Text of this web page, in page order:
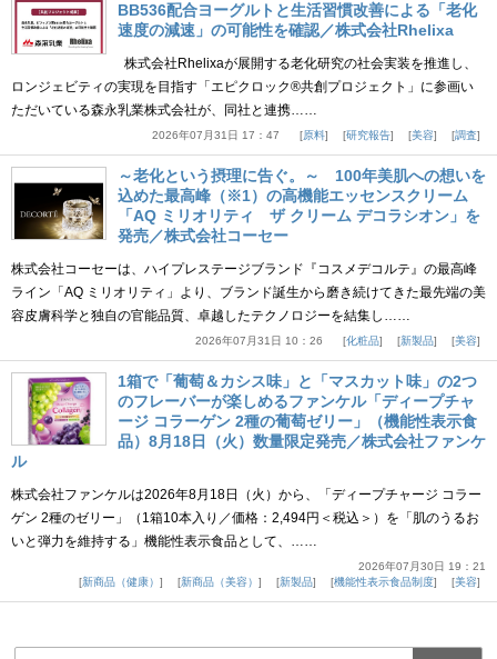
BB536配合ヨーグルトと生活習慣改善による「老化
速度の減速」の可能性を確認／株式会社Rhelixa
株式会社Rhelixaが展開する老化研究の社会実装を推進し、
ロンジェビティの実現を目指す「エピクロック®共創プロジェクト」に参画い
ただいている森永乳業株式会社が、同社と連携……
2026年07月31日 17：47 原料 研究報告 美容 調査
～老化という摂理に告ぐ。～ 100年美肌への想いを
込めた最高峰（※1）の高機能エッセンスクリーム
「AQ ミリオリティ ザ クリーム デコラシオン」を
発売／株式会社コーセー
株式会社コーセーは、ハイプレステージブランド『コスメデコルテ』の最高峰
ライン「AQ ミリオリティ」より、ブランド誕生から磨き続けてきた最先端の美
容皮膚科学と独自の官能品質、卓越したテクノロジーを結集し……
2026年07月31日 10：26 化粧品 新製品 美容
1箱で「葡萄＆カシス味」と「マスカット味」の2つ
のフレーバーが楽しめるファンケル「ディープチャ
ージ コラーゲン 2種の葡萄ゼリー」（機能性表示食
品）8月18日（火）数量限定発売／株式会社ファンケ
ル
株式会社ファンケルは2026年8月18日（火）から、「ディープチャージ コラー
ゲン 2種のゼリー」（1箱10本入り／価格：2,494円＜税込＞）を「肌のうるお
いと弾力を維持する」機能性表示食品として、……
2026年07月30日 19：21
新商品（健康）
新商品（美容） 新製品 機能性表示食品制度 美容